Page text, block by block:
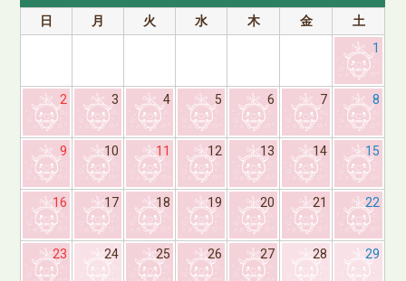
日
月 火 水 木 金
土
1
2 3 4 5 6 7 8
9 10 11 12 13 14 15
16 17 18 19 20 21 22
23 24 25 26 27 28 29